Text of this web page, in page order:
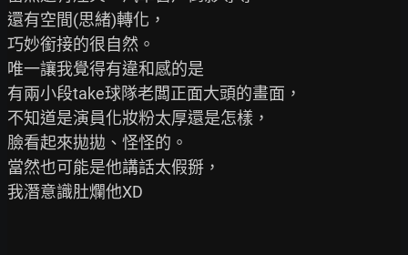
還有空間(思緒)轉化，
巧妙銜接的很自然。
唯一讓我覺得有違和感的是
有兩小段take球隊老闆正面大頭的畫面，
不知道是演員化妝粉太厚還是怎樣，
臉看起來拋拋、怪怪的。
當然也可能是他講話太假掰，
我潛意識肚爛他XD